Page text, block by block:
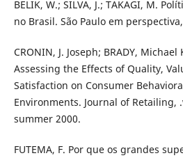
BELIK, W.; SILVA, J.; TAKAGI, M.
no Brasil. São Paulo em
CRONIN, J. Joseph; BRADY, Michael
Assessing the Effects of Quality,
Satisfaction on Consumer
Environments. Journal of Retailing,
summer 2000.
FUTEMA, F. Por que os grandes